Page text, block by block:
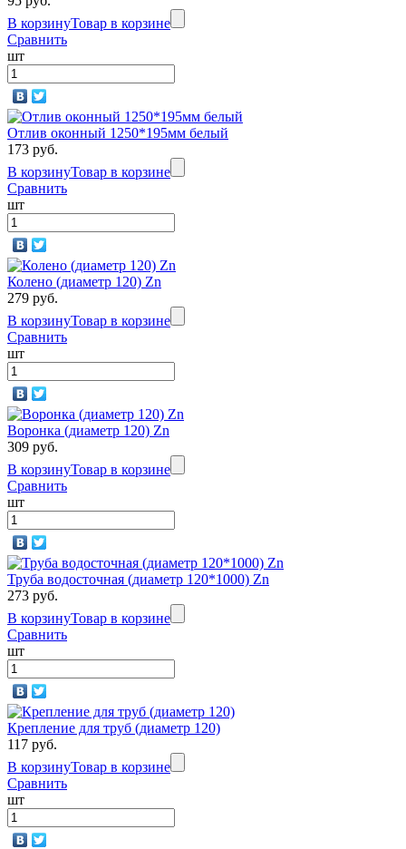
В корзинуТовар в корзине
Сравнить
шт
Отлив оконный 1250*195мм белый
173 руб.
В корзинуТовар в корзине
Сравнить
шт
Колено (диаметр 120) Zn
279 руб.
В корзинуТовар в корзине
Сравнить
шт
Воронка (диаметр 120) Zn
309 руб.
В корзинуТовар в корзине
Сравнить
шт
Труба водосточная (диаметр 120*1000) Zn
273 руб.
В корзинуТовар в корзине
Сравнить
шт
Крепление для труб (диаметр 120)
117 руб.
В корзинуТовар в корзине
Сравнить
шт